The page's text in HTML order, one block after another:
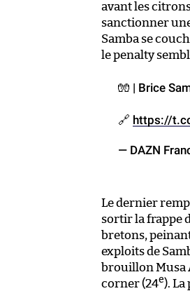
avant les
sanctionner
Samba se
le penalty
🧤 | Brice
🔗 https://
— DAZN
Le dernier
sortir la frappe
bretons,
exploits de
brouillon Musa
corner (24e).